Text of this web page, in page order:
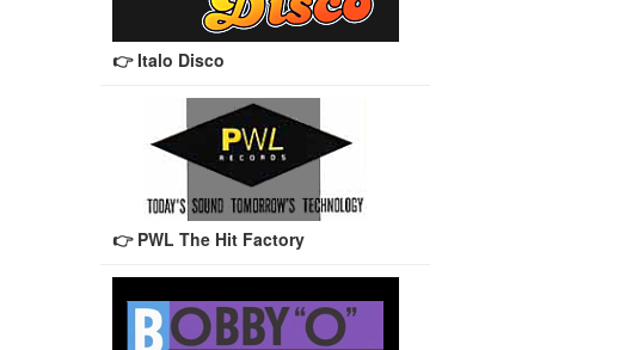
👉 Italo Disco
👉 PWL The Hit Factory